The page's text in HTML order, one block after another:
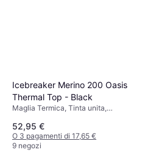
Icebreaker Merino 200 Oasis
Thermal Top - Black
Maglia Termica, Tinta unita,
52,95 €
O 3 pagamenti di 17,65 €
9 negozi